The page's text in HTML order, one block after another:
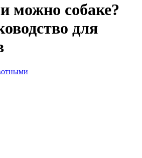
можно собаке?
для